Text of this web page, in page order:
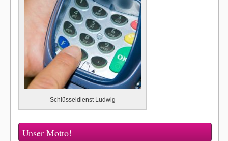
Schlüsseldienst Ludwig
Unser Motto!